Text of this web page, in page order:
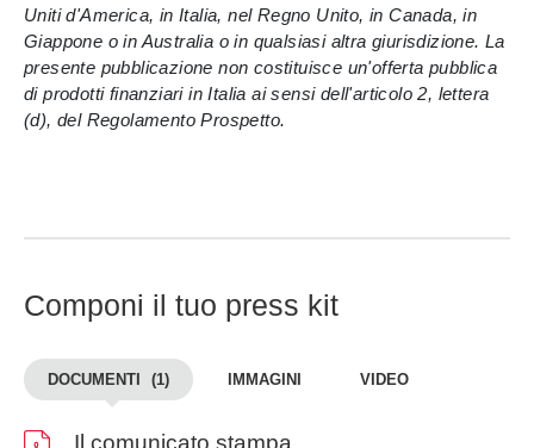
Uniti d'America, in Italia, nel Regno Unito, in Canada, in
Giappone o in Australia o in qualsiasi altra giurisdizione. La
presente pubblicazione non costituisce un'offerta pubblica
di prodotti finanziari in Italia ai sensi dell'articolo 2, lettera
(d), del Regolamento Prospetto.
Componi il tuo press kit
DOCUMENTI (1) IMMAGINI VIDEO
Il comunicato stampa